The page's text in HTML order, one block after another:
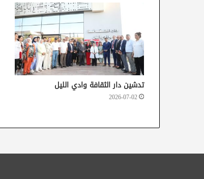
تدشين دار الثقافة وادي الليل
2026-07-02